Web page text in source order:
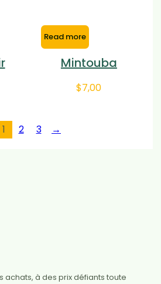
Read more
Mintouba
$7,00
1 2 3 →
achats, à des prix défiants toute